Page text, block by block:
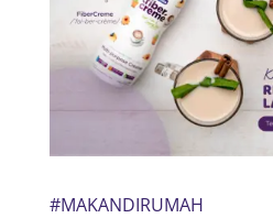
#MAKANDIRUMAH